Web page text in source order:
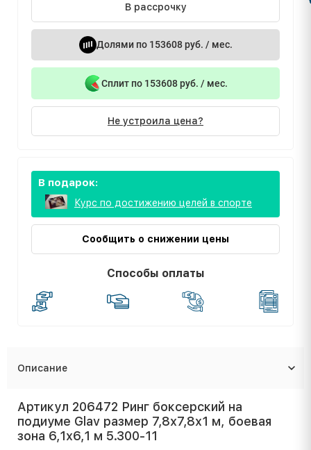
В рассрочку
Долями по 153608 руб. / мес.
Сплит по 153608 руб. / мес.
Не устроила цена?
В подарок:
Курс по достижению целей в спорте
Сообщить о снижении цены
Способы оплаты
Описание
Артикул 206472 Ринг боксерский на
подиуме Glav размер 7,8х7,8х1 м, боевая
зона 6,1х6,1 м 5.300-11